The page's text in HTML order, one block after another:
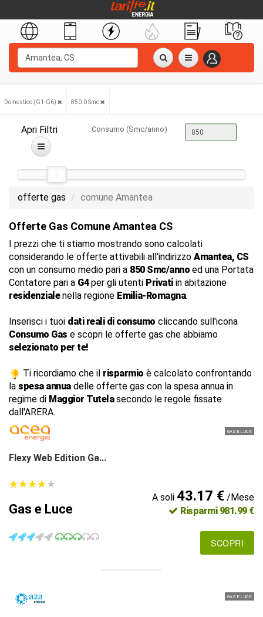
Domestico (G1-G6) 850.0 Smc
Apri Filtri Consumo (Smc/anno)
offerte gas comune Amantea
Offerte Gas Comune Amantea CS
I prezzi che ti stiamo mostrando sono calcolati
considerando le offerte attivabili all'indirizzo Amantea, CS
con un consumo medio pari a 850 Smc/anno ed una Portata
Contatore pari a G4per gli utenti Privatiin abitazione
residenzialenella regione Emilia-Romagna.
Inserisci i tuoi dati reali di consumo cliccando sull'icona
Consumo Gas e scopri le offerte gas che abbiamo
selezionato per te!
Ti ricordiamo che il risparmio è calcolato confrontando
la spesa annuadelle offerte gas con la spesa annua in
regime di Maggior Tutelasecondo le regole fissate
dall'ARERA.
GAS E LUCE
Flexy Web Edition Ga...
★★★★★
★★★★★
Gas e Luce
A soli 43.17 €/Mese
Risparmi 981.99 €
SCOPRI
GAS E LUCE